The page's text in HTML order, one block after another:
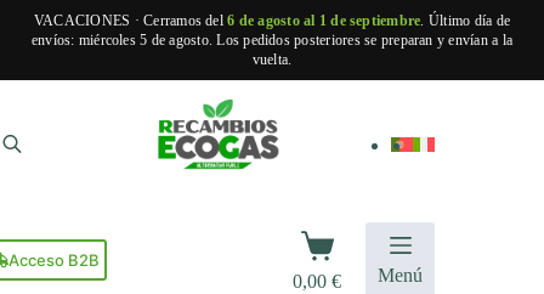
VACACIONES · Cerramos del6 de agosto al 1 de septiembre. Último día de
envíos: miércoles 5 de agosto. Los pedidos posteriores se preparan y envían a la
vuelta.
contenido
Acceso B2B
Carro
de
compra
0,00€ Menú